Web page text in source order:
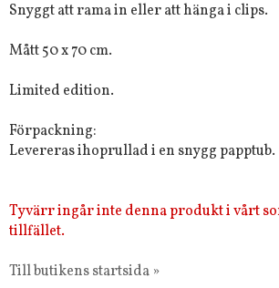
Snyggt att rama in eller att hänga i clips.
Mått 50 x 70 cm.
Limited edition.
Förpackning:
Levereras ihoprullad i en snygg papptub.
Tyvärr ingår inte denna produkt i vårt
tillfället.
Till butikens startsida »